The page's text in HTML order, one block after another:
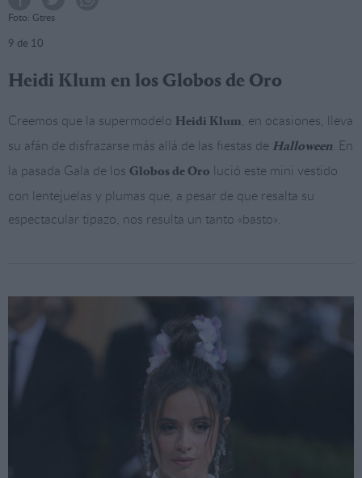
Foto: Gtres
9 de 10
Heidi Klum en los Globos de Oro
Creemos que la supermodelo Heidi Klum, en ocasiones, lleva
su afán de disfrazarse más allá de las fiestas de Halloween. En
la pasada Gala de los Globos de Oro lució este mini vestido
con lentejuelas y plumas que, a pesar de que resalta su
espectacular tipazo, nos resulta un tanto «basto».